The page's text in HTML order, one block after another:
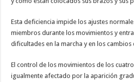
Esta deficiencia impide los ajustes
miembros durante los movimientos y
dificultades en la marcha y en los cambios
El control de los movimientos de los
igualmente afectado por la aparición